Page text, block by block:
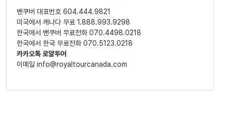
밴쿠버 대표번호 604.444.9821
미국에서 캐나다 무료 1.888.993.9298
한국에서 밴쿠버 무료전화 070.4498.0218
한국에서 한국 무료전화 070.5123.0218
카카오톡 로얄투어
이메일 info@royaltourcanada.com